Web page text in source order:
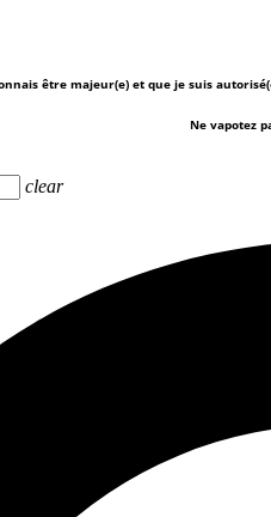
être majeur(e) et que je suis
Ne vapotez
clear